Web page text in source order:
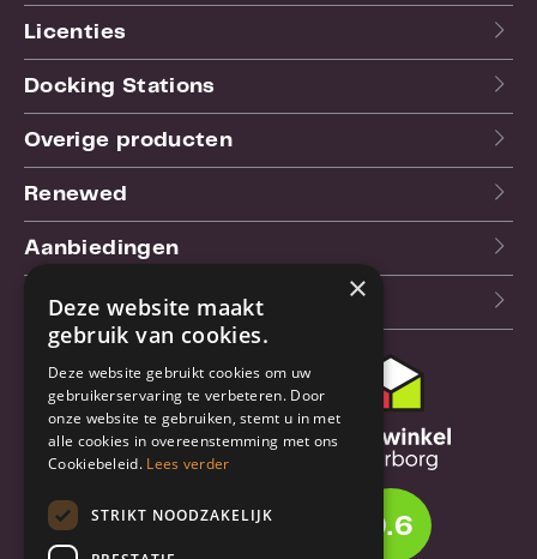
Licenties
Docking Stations
Overige producten
Renewed
Aanbiedingen
Blog
Klantenservice
Garantie en reparatie
Annuleren of retourneren
9.6
×
Deze website maakt
gebruik van cookies.
Deze website gebruikt cookies om uw
gebruikerservaring te verbeteren. Door
onze website te gebruiken, stemt u in met
alle cookies in overeenstemming met ons
Cookiebeleid. Lees verder
STRIKT NOODZAKELIJK